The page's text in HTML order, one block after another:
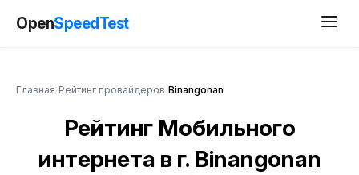
OpenSpeedTest
Главная Рейтинг провайдеров Binangonan
Рейтинг Мобильного
интернета в г. Binangonan